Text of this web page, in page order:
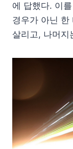
에 답했다. 이
경우가 아닌 한
살리고, 나머지